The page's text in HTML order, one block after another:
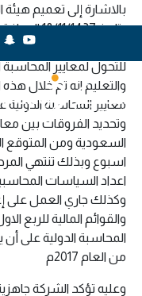
المدرجة في السوق
للتحول لمعايير
والتعليم انه تم خلال هذه
وتحديد الفروقات بين
السعودية ومن المتوقع
اسبوع وبذلك تنتهي
المحاسبة الدولية على أن
من العام 2017م
وعليه تؤكد الشركة